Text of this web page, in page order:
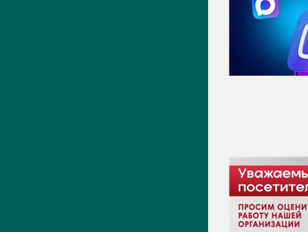
Фото